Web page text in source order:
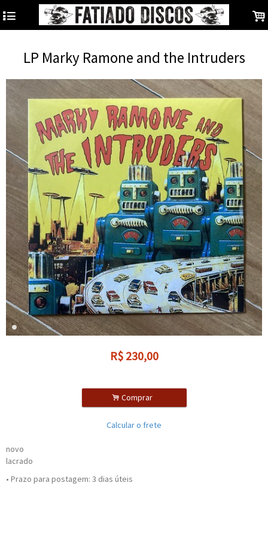
4 .
LP Marky Ramone and the Intruders
R$ 230,00
. Comprar
Calcular o frete
novo
lacrado
• Prazo para postagem: 3 dias úteis